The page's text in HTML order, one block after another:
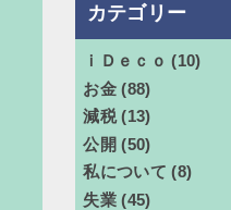
カテゴリー
ｉＤｅｃｏ (10)
お金 (88)
減税 (13)
公開 (50)
私について (8)
失業 (45)